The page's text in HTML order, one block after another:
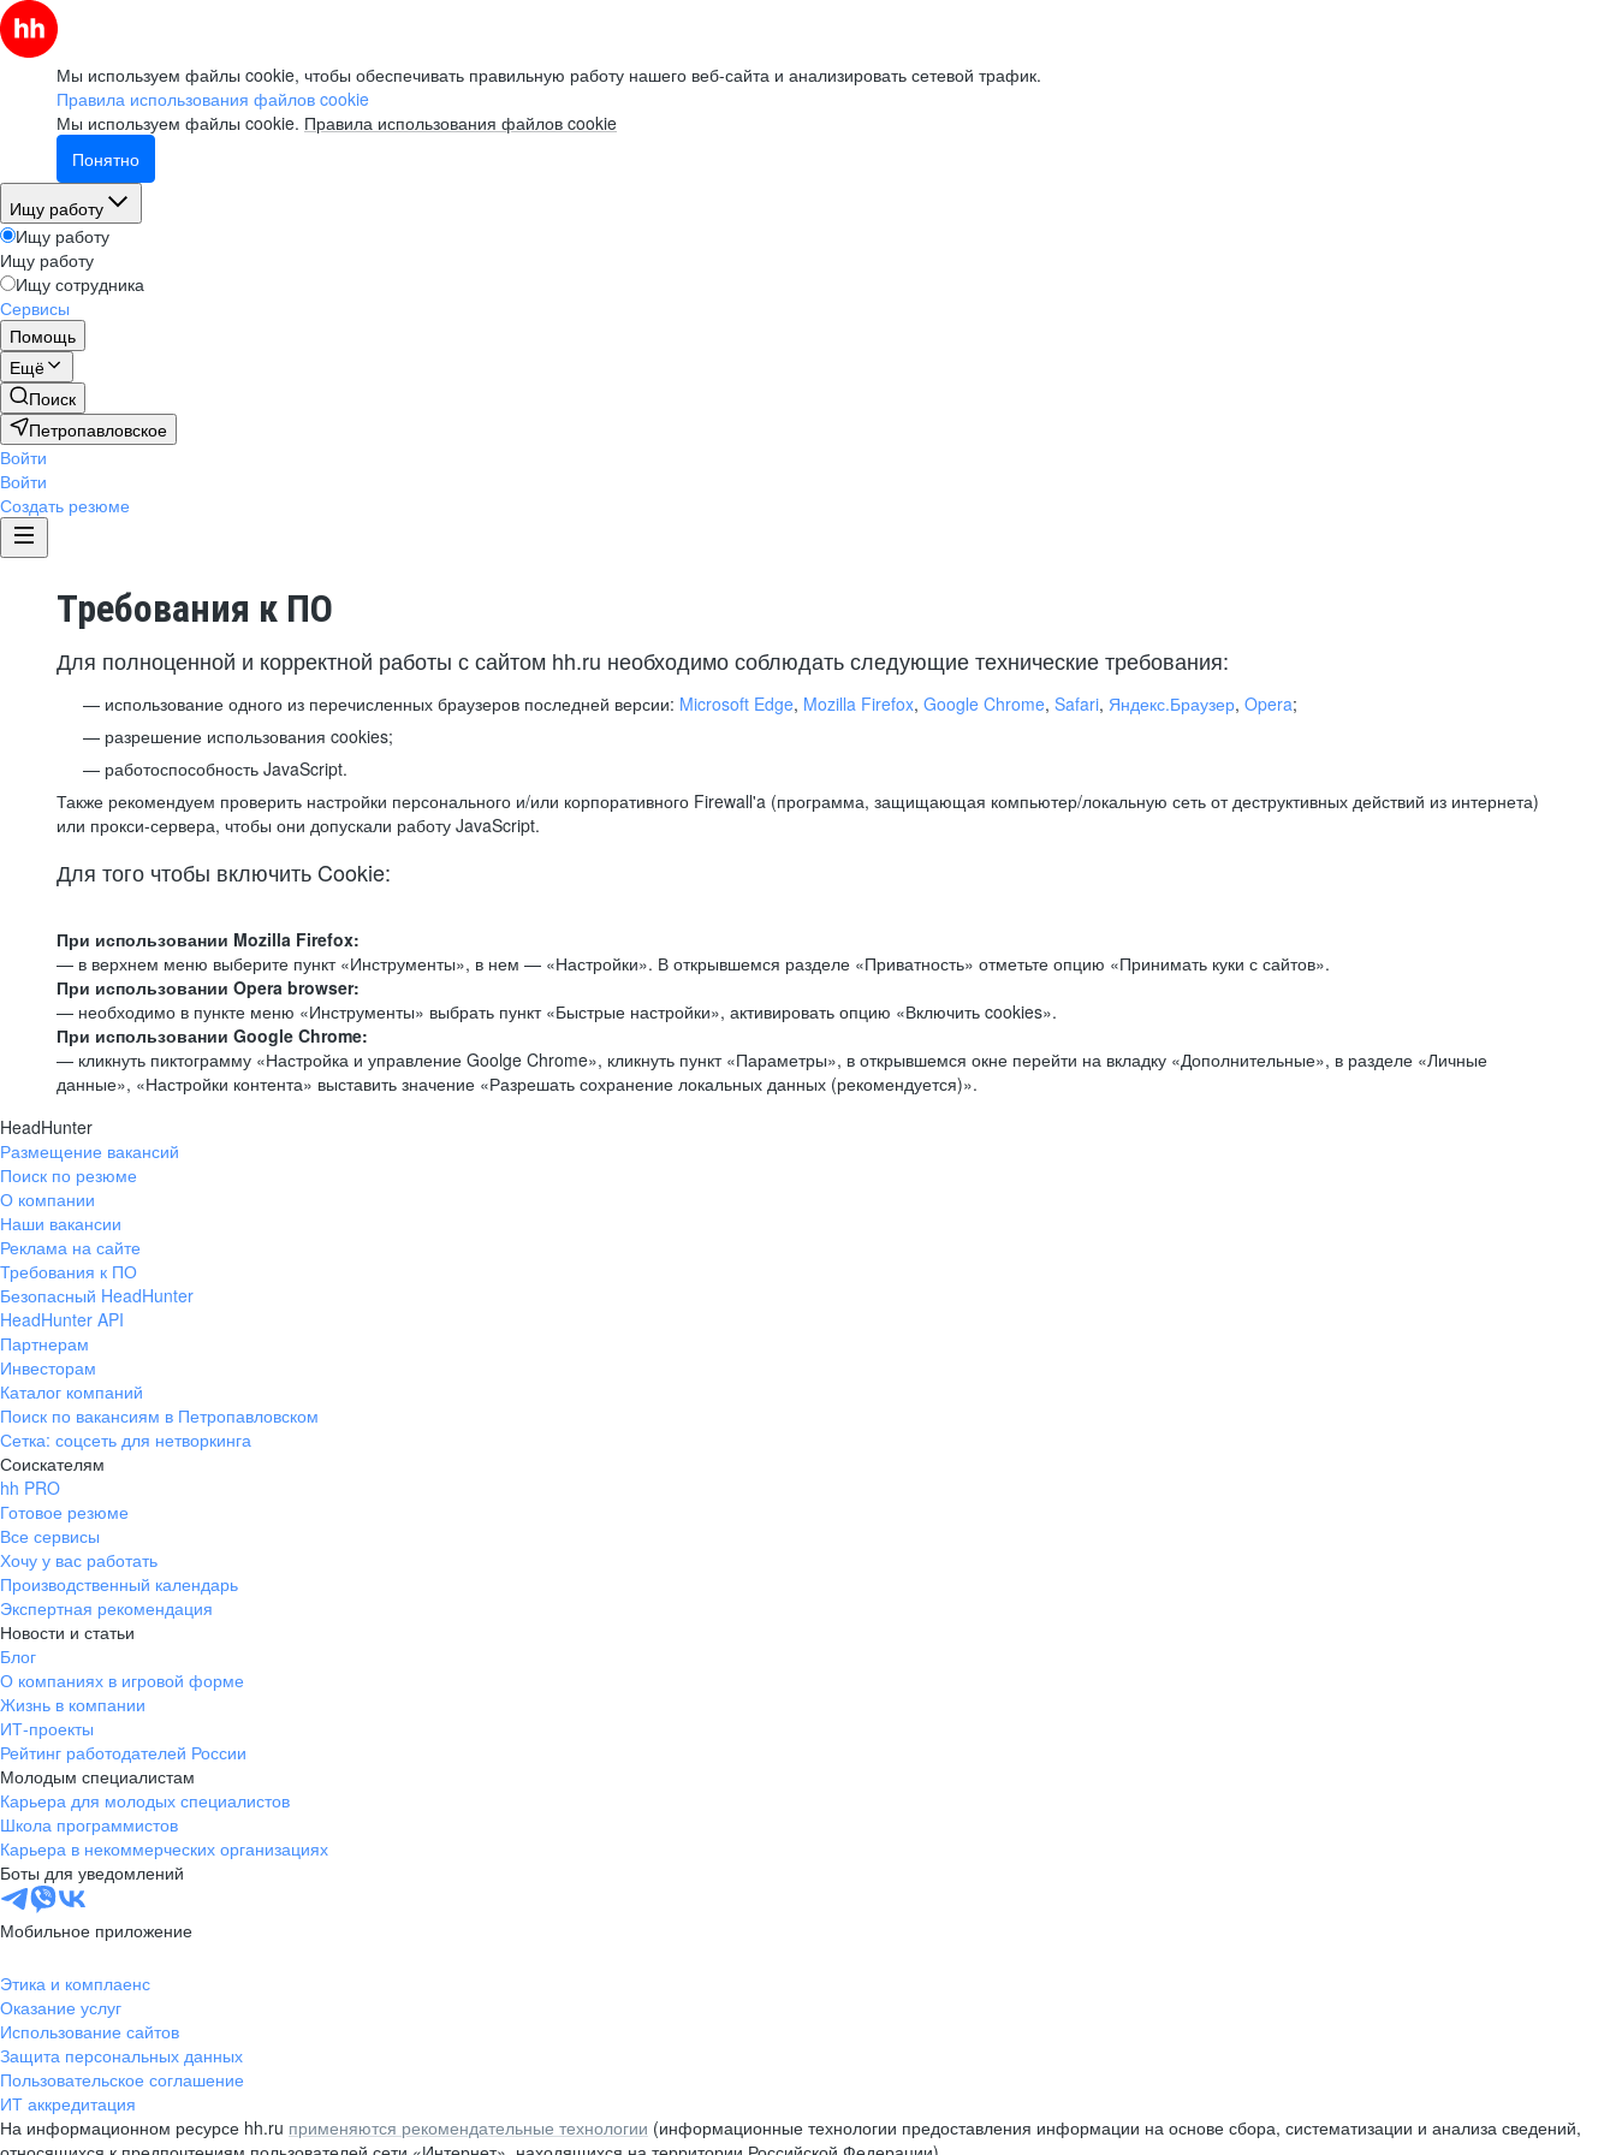
Мы используем файлы cookie, чтобы обеспечивать правильную работу нашего веб-сайта и анализировать сетевой трафик.
Правила использования файлов cookie
Мы используем файлы cookie. Правила использования файлов cookie
Понятно
Ищу работу
Ищу работу
Ищу работу
Ищу сотрудника
Сервисы
Помощь
Ещё
Поиск
Петропавловское
Войти
Войти
Создать резюме
Требования к ПО
Для полноценной и корректной работы с сайтом hh.ru необходимо соблюдать следующие технические требования:
использование одного из перечисленных браузеров последней версии: Microsoft Edge, Mozilla Firefox, Google Chrome, Safari, Яндекс.Браузер, Opera;
разрешение использования cookies;
работоспособность JavaScript.
Также рекомендуем проверить настройки персонального и/или корпоративного Firewall'a (программа, защищающая компьютер/локальную сеть от деструктивных действий из интернета)
или прокси-сервера, чтобы они допускали работу JavaScript.
Для того чтобы включить Cookie:
При использовании Mozilla Firefox:
— в верхнем меню выберите пункт «Инструменты», в нем — «Настройки». В открывшемся разделе «Приватность» отметьте опцию «Принимать куки с сайтов».
При использовании Opera browser:
— необходимо в пункте меню «Инструменты» выбрать пункт «Быстрые настройки», активировать опцию «Включить cookies».
При использовании Google Chrome:
— кликнуть пиктограмму «Настройка и управление Goolge Chrome», кликнуть пункт «Параметры», в открывшемся окне перейти на вкладку «Дополнительные», в разделе «Личные
данные», «Настройки контента» выставить значение «Разрешать сохранение локальных данных (рекомендуется)».
HeadHunter
Размещение вакансий
Поиск по резюме
О компании
Наши вакансии
Реклама на сайте
Требования к ПО
Безопасный HeadHunter
HeadHunter API
Партнерам
Инвесторам
Каталог компаний
Поиск по вакансиям в Петропавловском
Сетка: соцсеть для нетворкинга
Соискателям
hh PRO
Готовое резюме
Все сервисы
Хочу у вас работать
Производственный календарь
Экспертная рекомендация
Новости и статьи
Блог
О компаниях в игровой форме
Жизнь в компании
ИТ-проекты
Рейтинг работодателей России
Молодым специалистам
Карьера для молодых специалистов
Школа программистов
Карьера в некоммерческих организациях
Боты для уведомлений
Мобильное приложение
Этика и комплаенс
Оказание услуг
Использование сайтов
Защита персональных данных
Пользовательское соглашение
ИТ аккредитация
На информационном ресурсе hh.ru применяются рекомендательные технологии (информационные технологии предоставления информации на основе сбора, систематизации и анализа сведений,